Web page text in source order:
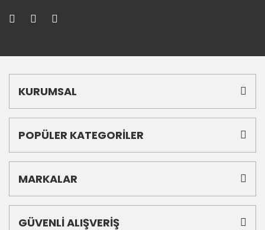
KURUMSAL
POPÜLER KATEGORİLER
MARKALAR
GÜVENLİ ALIŞVERİŞ